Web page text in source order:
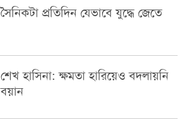
সৈনিকটা প্রতিদিন যেভাবে যুদ্ধে জেতে
শেখ হাসিনা: ক্ষমতা হারিয়েও বদলায়নি
বয়ান